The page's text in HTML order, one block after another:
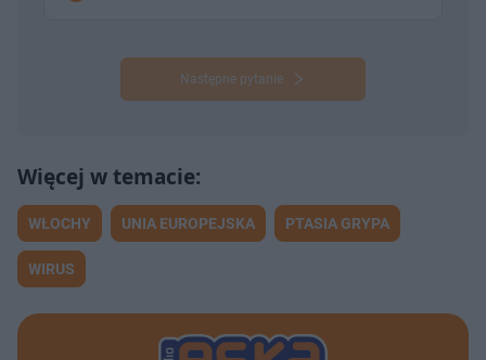
Następne pytanie
WŁOCHY UNIA EUROPEJSKA PTASIA GRYPA
WIRUS